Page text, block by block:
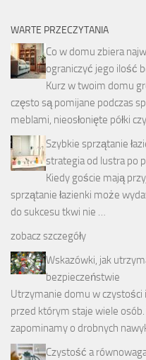
WARTE PRZECZYTANIA
Co w domu zbiera
ograniczyć jego ilość
Kurz w twoim domu
często są pomijane podczas
meblami, nieosłonięte półki
Szybkie sprzątanie
strategia od lustra po
Kiedy goście mają
sprzątanie łazienki może
do sukcesu tkwi nie …
zobacz szczegóły
Wskazówki, jak
bezpieczeństwie
Utrzymanie domu w
przed którym staje wiele
zapominamy o drobnych
Czystość a